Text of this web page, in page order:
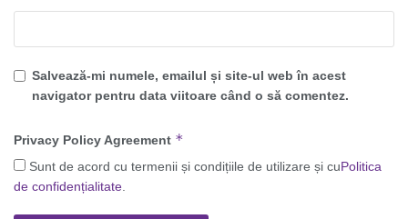
Salvează-mi numele, emailul și site-ul web în acest
navigator pentru data viitoare când o să comentez.
Privacy Policy Agreement *
Sunt de acord cu termenii și condițiile de utilizare și cuPolitica
de confidențialitate.